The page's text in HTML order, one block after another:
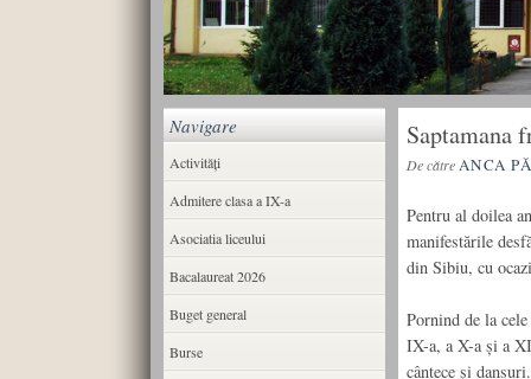
Saptamana
De cătreANCA
Pentru al doilea
manifestările
din Sibiu, cu
Pornind de la
IX-a, a X-a şi a
cântece şi
Navigare
Activități
Admitere clasa a IX-a
Asociatia liceului
Bacalaureat 2026
Buget general
Burse